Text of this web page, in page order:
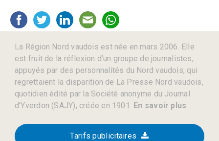
La Région Nord vaudois est née en mars 2006. Elle
est fruit de la réflexion d’un groupe de journalistes,
appuyés par des personnalités du Nord vaudois, qui
regrettaient la disparition de La Presse Nord vaudois,
quotidien édité par la Société anonyme du Journal
d’Yverdon (SAJY), créée en 1901. En savoir plus
Tarifs publicitaires